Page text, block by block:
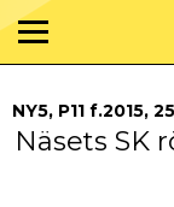
NY5, P11 f.2015,
Näsets SK